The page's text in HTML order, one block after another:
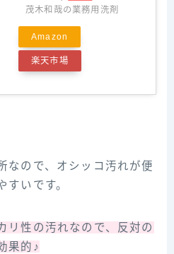
茂木和哉の業務用洗剤
Amazon
楽天市場
なので、オシッコ汚れが便
すいです。
リ性の汚れなので、反対の
果的♪